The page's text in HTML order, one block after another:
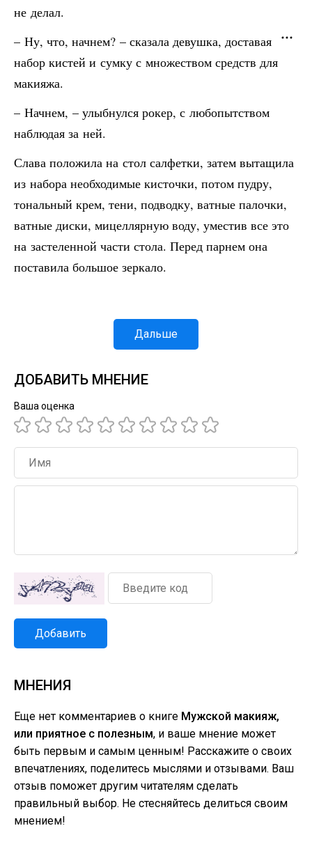
не делал.
– Ну, что, начнем? – сказала девушка, доставая
набор кистей и сумку с множеством средств для
макияжа.
– Начнем, – улыбнулся рокер, с любопытством
наблюдая за ней.
Слава положила на стол салфетки, затем вытащила
из набора необходимые кисточки, потом пудру,
тональный крем, тени, подводку, ватные палочки,
ватные диски, мицеллярную воду, уместив все это
на застеленной части стола. Перед парнем она
поставила большое зеркало.
Дальше
ДОБАВИТЬ МНЕНИЕ
Ваша оценка
Добавить
МНЕНИЯ
Еще нет комментариев о книге Мужской макияж,
или приятное с полезным, и ваше мнение может
быть первым и самым ценным! Расскажите о своих
впечатлениях, поделитесь мыслями и отзывами. Ваш
отзыв поможет другим читателям сделать
правильный выбор. Не стесняйтесь делиться своим
мнением!